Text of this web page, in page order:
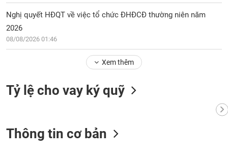
Nghị quyết HĐQT về việc tổ chức ĐHĐCĐ thường niên năm
2026
08/08/2026 01:46
Xem thêm
Tỷ lệ cho vay ký quỹ
Thông tin cơ bản
tư
chính
Dữ